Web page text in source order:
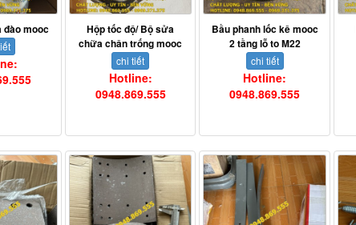
đào mooc
Hộp tốc độ/ Bộ sửa
chữa chân trống mooc
chi tiết
Hotline:
0948.869.555
Bầu phanh lốc kê mooc
2 tầng lỗ to M22
chi tiết
Hotline:
0948.869.555